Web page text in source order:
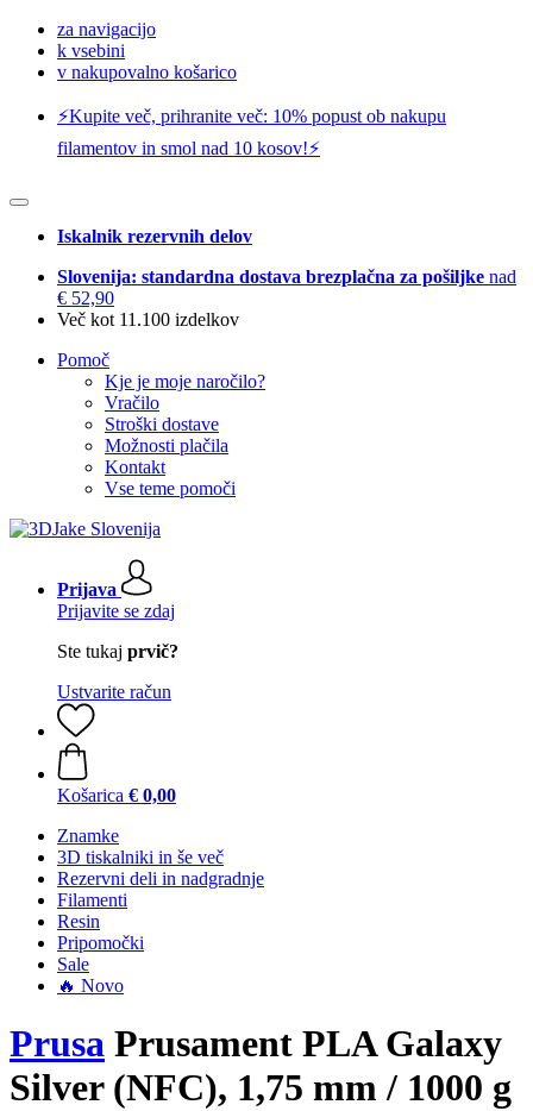
za navigacijo
k vsebini
v nakupovalno košarico
⚡️Kupite več, prihranite več: 10% popust ob nakupu
filamentov in smol nad 10 kosov!⚡️
Iskalnik rezervnih delov
Slovenija: standardna dostava brezplačna za pošiljke nad
€ 52,90
Več kot 11.100 izdelkov
Pomoč
Kje je moje naročilo?
Vračilo
Stroški dostave
Možnosti plačila
Kontakt
Vse teme pomoči
Prijava
Prijavite se zdaj
Ste tukaj prvič?
Ustvarite račun
Košarica € 0,00
Znamke
3D tiskalniki in še več
Rezervni deli in nadgradnje
Filamenti
Resin
Pripomočki
Sale
🔥 Novo
Prusa Prusament PLA Galaxy
Silver (NFC), 1,75 mm / 1000 g